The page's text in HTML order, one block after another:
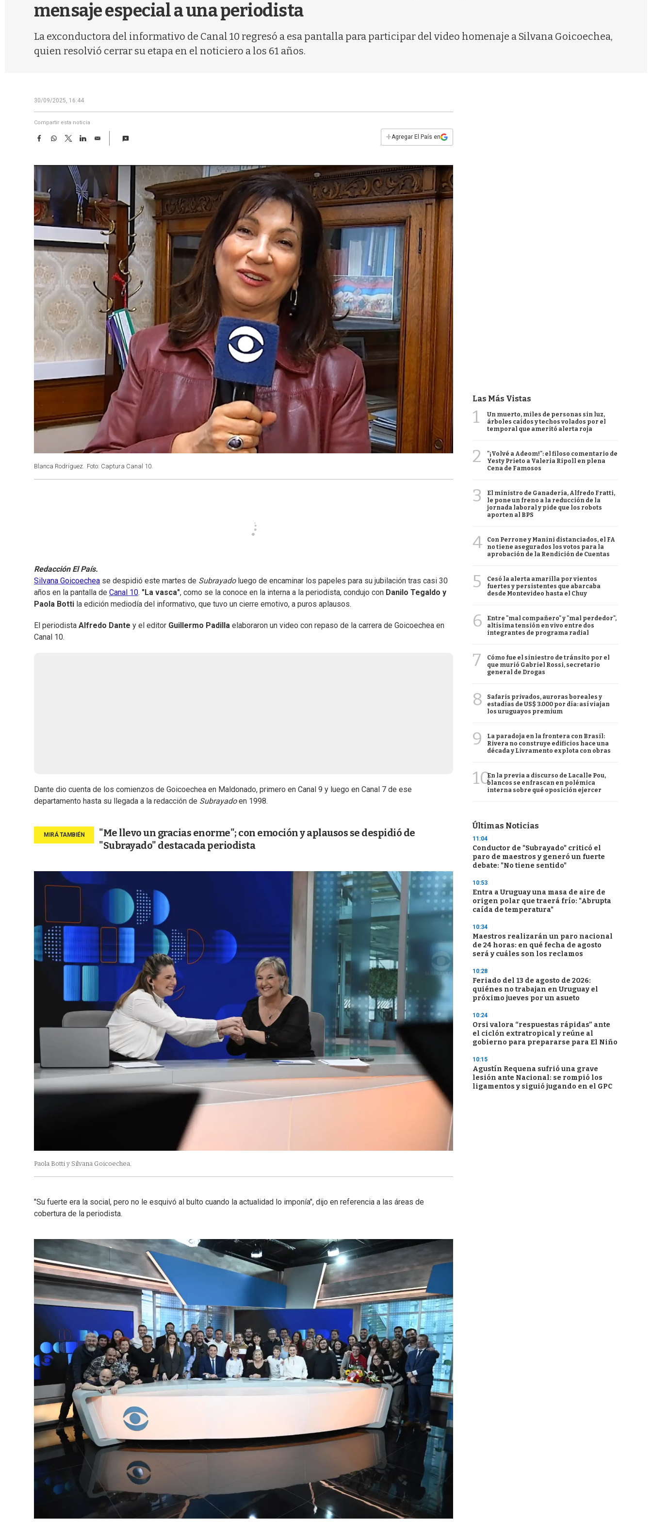
mensaje especial a una periodista
La exconductora del informativo de Canal 10 regresó a esa pantalla para participar del video homenaje a Silvana Goicoechea,
quien resolvió cerrar su etapa en el noticiero a los 61 años.
30/09/2025, 16:44
Compartir esta noticia
F
e
o
k
W
t
T
w
t
t
e
L
k
d
I
n
E
i
+Agregar El País en
Blanca Rodríguez. Foto: Captura Canal 10.
Redacción El País.
Silvana Goicoechea se despidió este martes de Subrayadoluego de encaminar los papeles para su jubilación tras casi 30
años en la pantalla de Canal 10. "La vasca", como se la conoce en la interna a la periodista, condujo con Danilo Tegaldo y
Paola Botti la edición mediodía del informativo, que tuvo un cierre emotivo, a puros aplausos.
El periodista Alfredo Dante y el editor Guillermo Padilla elaboraron un video con repaso de la carrera de Goicoechea en
Canal 10.
Dante dio cuenta de los comienzos de Goicoechea en Maldonado, primero en Canal 9 y luego en Canal 7 de ese
departamento hasta su llegada a la redacción de Subrayadoen 1998.
"Me llevo un gracias enorme"; con emoción y aplausos se despidió de
"Subrayado" destacada periodista
Paola Botti y Silvana Goicoechea.
"Su fuerte era la social, pero no le esquivó al bulto cuando la actualidad lo imponía", dijo en referencia a las áreas de
cobertura de la periodista.
Las Más Vistas
1
Un muerto, miles de personas sin luz,
árboles caídos y techos volados por el
temporal que ameritó alerta roja
2
"¡Volvé a Adeom!": el filoso comentario de
Yesty Prieto a Valeria Ripoll en plena
Cena de Famosos
3
El ministro de Ganadería, Alfredo Fratti,
le pone un freno a la reducción de la
jornada laboral y pide que los robots
aporten al BPS
4
Con Perrone y Manini distanciados, el FA
no tiene asegurados los votos para la
aprobación de la Rendición de Cuentas
5
Cesó la alerta amarilla por vientos
fuertes y persistentes que abarcaba
desde Montevideo hasta el Chuy
6
Entre "mal compañero" y "mal perdedor",
altísima tensión en vivo entre dos
integrantes de programa radial
7
Cómo fue el siniestro de tránsito por el
que murió Gabriel Rossi, secretario
general de Drogas
8
Safaris privados, auroras boreales y
estadías de US$ 3.000 por día: así viajan
los uruguayos premium
9
La paradoja en la frontera con Brasil:
Rivera no construye edificios hace una
década y Livramento explota con obras
10En la previa a discurso de Lacalle Pou,
blancos se enfrascan en polémica
interna sobre qué oposición ejercer
Últimas Noticias
11:04
Conductor de "Subrayado" criticó el
paro de maestros y generó un fuerte
debate: "No tiene sentido"
10:53
Entra a Uruguay una masa de aire de
origen polar que traerá frío: "Abrupta
caída de temperatura"
10:34
Maestros realizarán un paro nacional
de 24 horas: en qué fecha de agosto
será y cuáles son los reclamos
10:28
Feriado del 13 de agosto de 2026:
quiénes no trabajan en Uruguay el
próximo jueves por un asueto
10:24
Orsi valora “respuestas rápidas” ante
el ciclón extratropical y reúne al
gobierno para prepararse para El Niño
10:15
Agustín Requena sufrió una grave
lesión ante Nacional: se rompió los
ligamentos y siguió jugando en el GPC